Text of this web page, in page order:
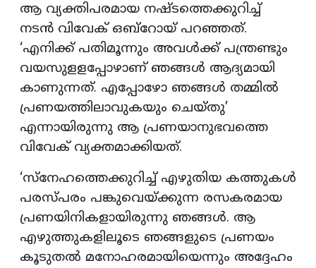
ആ വ്യക്തിപരമായ നഷ്ടത്തെക്കുറിച്ച്
നടൻ വിവേക് ഒബ്റോയ് പറഞ്ഞത്.
‘എനിക്ക് പതിമൂന്നും അവള്‍ക്ക് പന്ത്രണ്ടും
വയസുളളപ്പോഴാണ് ഞങ്ങള്‍ ആദ്യമായി
കാണുന്നത്. എപ്പോഴോ ഞങ്ങള്‍ തമ്മില്‍
പ്രണയത്തിലാവുകയും ചെയ്തു’
എന്നായിരുന്നു ആ പ്രണയാനുഭവത്തെ
വിവേക് വ്യക്തമാക്കിയത്.
‘സ്‌നേഹത്തെക്കുറിച്ച് എഴുതിയ കത്തുകള്‍
പരസ്പരം പങ്കുവെയ്ക്കുന്ന രസകരമായ
പ്രണയിനികളായിരുന്നു ഞങ്ങള്‍. ആ
എഴുത്തുകളിലൂടെ ഞങ്ങളുടെ പ്രണയം
കൂടുതല്‍ മനോഹരമായിയെന്നും അദ്ദേഹം